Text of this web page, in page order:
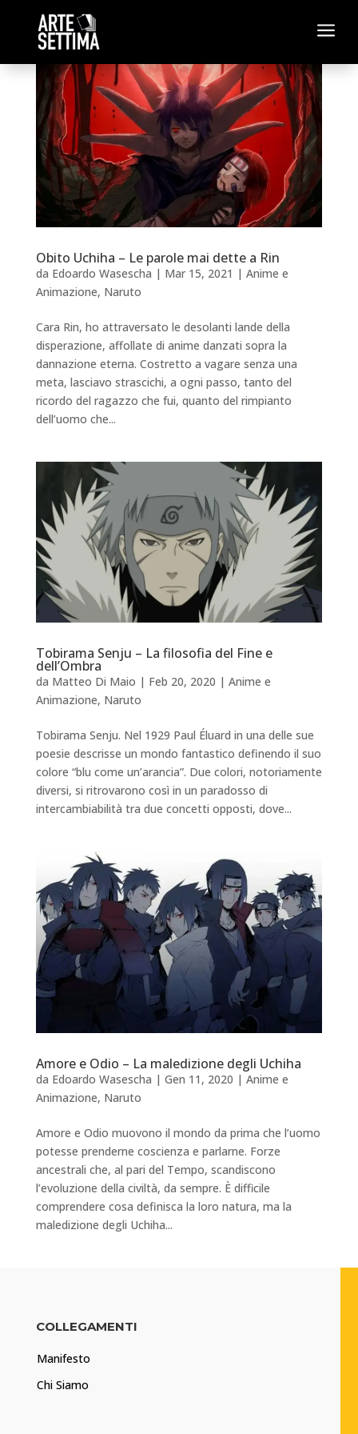
a
Obito Uchiha – Le parole mai dette a Rin
da Edoardo Wasescha | Mar 15, 2021 | Anime e
Animazione, Naruto
Cara Rin, ho attraversato le desolanti lande della
disperazione, affollate di anime danzati sopra la
dannazione eterna. Costretto a vagare senza una
meta, lasciavo strascichi, a ogni passo, tanto del
ricordo del ragazzo che fui, quanto del rimpianto
dell’uomo che...
Tobirama Senju – La filosofia del Fine e
dell’Ombra
da Matteo Di Maio | Feb 20, 2020 | Anime e
Animazione, Naruto
Tobirama Senju. Nel 1929 Paul Éluard in una delle sue
poesie descrisse un mondo fantastico definendo il suo
colore “blu come un’arancia”. Due colori, notoriamente
diversi, si ritrovarono così in un paradosso di
intercambiabilità tra due concetti opposti, dove...
Amore e Odio – La maledizione degli Uchiha
da Edoardo Wasescha | Gen 11, 2020 | Anime e
Animazione, Naruto
Amore e Odio muovono il mondo da prima che l’uomo
potesse prenderne coscienza e parlarne. Forze
ancestrali che, al pari del Tempo, scandiscono
l’evoluzione della civiltà, da sempre. È difficile
comprendere cosa definisca la loro natura, ma la
maledizione degli Uchiha...
COLLEGAMENTI
Manifesto
Chi Siamo